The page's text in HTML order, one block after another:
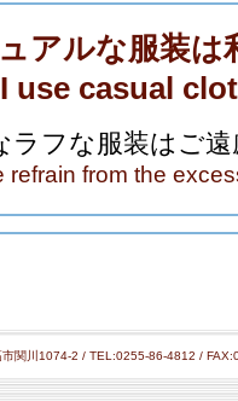
アルな服装は
use casual
ラフな服装はご
refrain from the
関川1074-2 / TEL:0255-86-4812 /